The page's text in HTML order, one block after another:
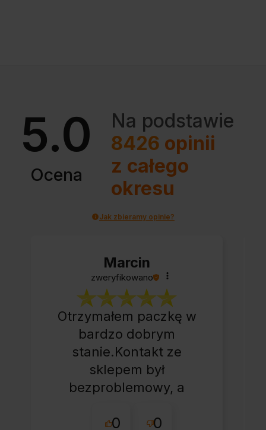
5.0
Ocena
Na podstawie
8426 opinii
z całego
okresu
Jak zbieramy opinie?
Marcin
zweryfikowano
Otrzymałem paczkę w
bardzo dobrym
stanie.Kontakt ze
sklepem był
bezproblemowy, a
przebiegło sprawnie.
0 0